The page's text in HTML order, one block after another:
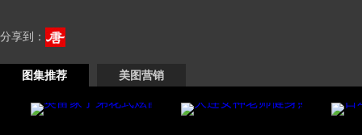
分享到：
图集推荐 美图营销